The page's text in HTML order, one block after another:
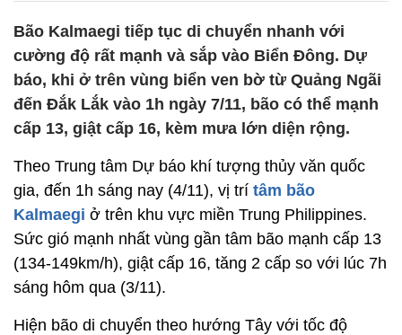
Bão Kalmaegi tiếp tục di chuyển nhanh với
cường độ rất mạnh và sắp vào Biển Đông. Dự
báo, khi ở trên vùng biển ven bờ từ Quảng Ngãi
đến Đắk Lắk vào 1h ngày 7/11, bão có thể mạnh
cấp 13, giật cấp 16, kèm mưa lớn diện rộng.
Theo Trung tâm Dự báo khí tượng thủy văn quốc
gia, đến 1h sáng nay (4/11), vị trí tâm bão
Kalmaegi ở trên khu vực miền Trung Philippines.
Sức gió mạnh nhất vùng gần tâm bão mạnh cấp 13
(134-149km/h), giật cấp 16, tăng 2 cấp so với lúc 7h
sáng hôm qua (3/11).
Hiện bão di chuyển theo hướng Tây với tốc độ